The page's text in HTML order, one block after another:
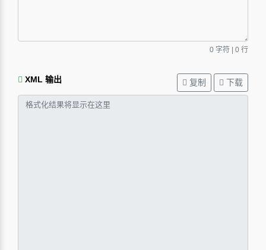
0 字符 | 0 行
XML 输出 复制 下载